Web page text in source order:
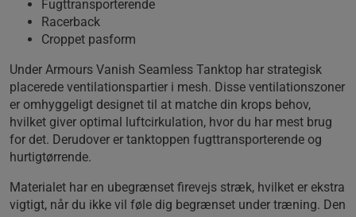
Fugttransporterende
Racerback
Croppet pasform
Under Armours Vanish Seamless Tanktop har strategisk
placerede ventilationspartier i mesh. Disse ventilationszoner
er omhyggeligt designet til at matche din krops behov,
hvilket giver optimal luftcirkulation, hvor du har mest brug
for det. Derudover er tanktoppen fugttransporterende og
hurtigtørrende.
Materialet har en ubegrænset firevejs stræk, hvilket er ekstra
vigtigt, når du ikke vil føle dig begrænset under træning. Den